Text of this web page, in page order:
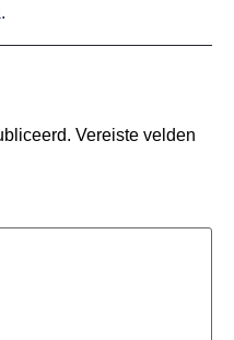
.
Vereiste velden